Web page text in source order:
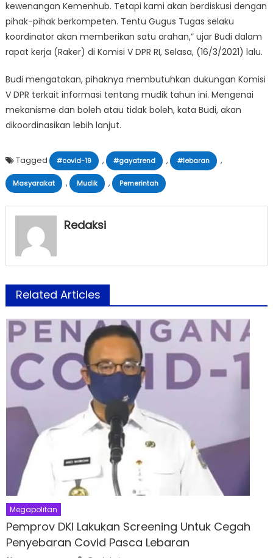
kewenangan Kemenhub. Tetapi kami akan berdiskusi dengan
pihak-pihak berkompeten. Tentu Gugus Tugas selaku
koordinator akan memberikan satu arahan,” ujar Budi dalam
rapat kerja (Raker) di Komisi V DPR RI, Selasa, (16/3/2021) lalu.
Budi mengatakan, pihaknya membutuhkan dukungan Komisi
V DPR terkait informasi tentang mudik tahun ini. Mengenai
mekanisme dan boleh atau tidak boleh, kata Budi, akan
dikoordinasikan lebih lanjut.
Tagged #covid-19 , #gayatrend , #lebaran ,
Masyarakat , Mudik , Pemerintah
Redaksi
Related Articles
Megapolitan
Pemprov DKI Lakukan Screening Untuk Cegah
Penyebaran Covid Pasca Lebaran